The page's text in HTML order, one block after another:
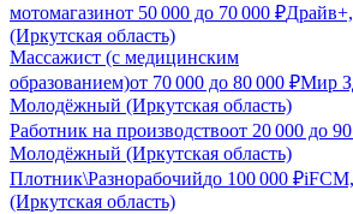
мотомагазинот 50 000 до 70 000 ₽
(Иркутская область)
Массажист (с медицинским
образованием)от 70 000 до 80 000 ₽Мир
Молодёжный (Иркутская область)
Работник на производствоот 20 000 до
Молодёжный (Иркутская область)
Плотник\Разнорабочийдо 100 000 ₽
(Иркутская область)